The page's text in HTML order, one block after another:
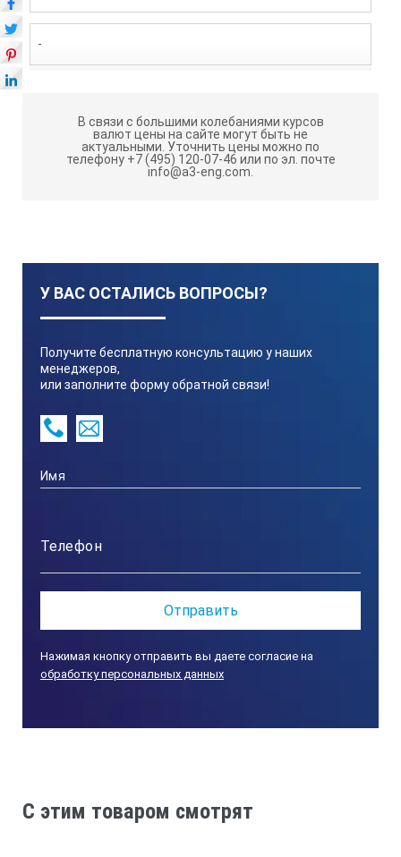
-
Паспорт
Входит в состав:
ВИК А3 с калибровкой
ВИК Транснефть
В связи с большими колебаниями курсов
валют цены на сайте могут быть не
актуальными. Уточнить цены можно по
телефону +7 (495) 120-07-46 или по эл. почте
info@a3-eng.com.
У ВАС ОСТАЛИСЬ ВОПРОСЫ?
Получите бесплатную консультацию у наших
менеджеров,
или заполните форму обратной связи!
Нажимая кнопку отправить вы даете согласие на
обработку персональных данных
C этим товаром смотрят